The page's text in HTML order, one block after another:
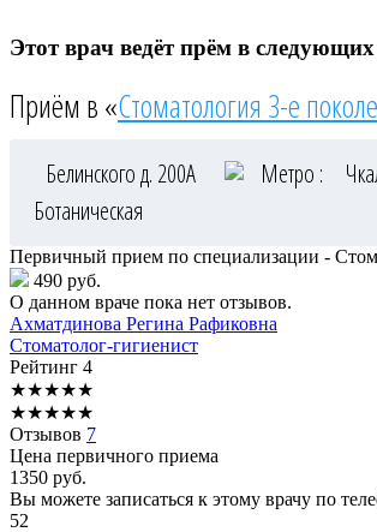
Этот врач ведёт прём в
Приём в «Стоматология 3-е
Белинского д. 200А Метро :
Ботаническая
Первичный прием по специализации -
490 руб.
О данном враче пока нет отзывов.
Ахматдинова Регина Рафиковна
Стоматолог-гигиенист
Рейтинг 4
★★★★★
★★★★★
Отзывов 7
Цена первичного приема
1350 руб.
Вы можете записаться к этому врачу по
52